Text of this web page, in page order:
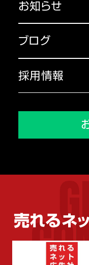
アクセス
主な受賞
コーポレ
沿革
メディア
お知らせ
ブログ
採用情報
会社を
環境を知
売れるネ